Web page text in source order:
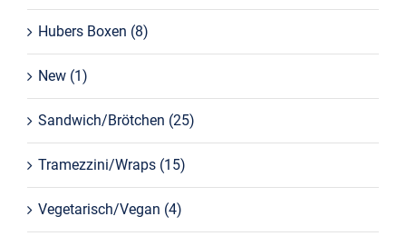
Hubers Boxen (8)
New (1)
Sandwich/Brötchen (25)
Tramezzini/Wraps (15)
Vegetarisch/Vegan (4)